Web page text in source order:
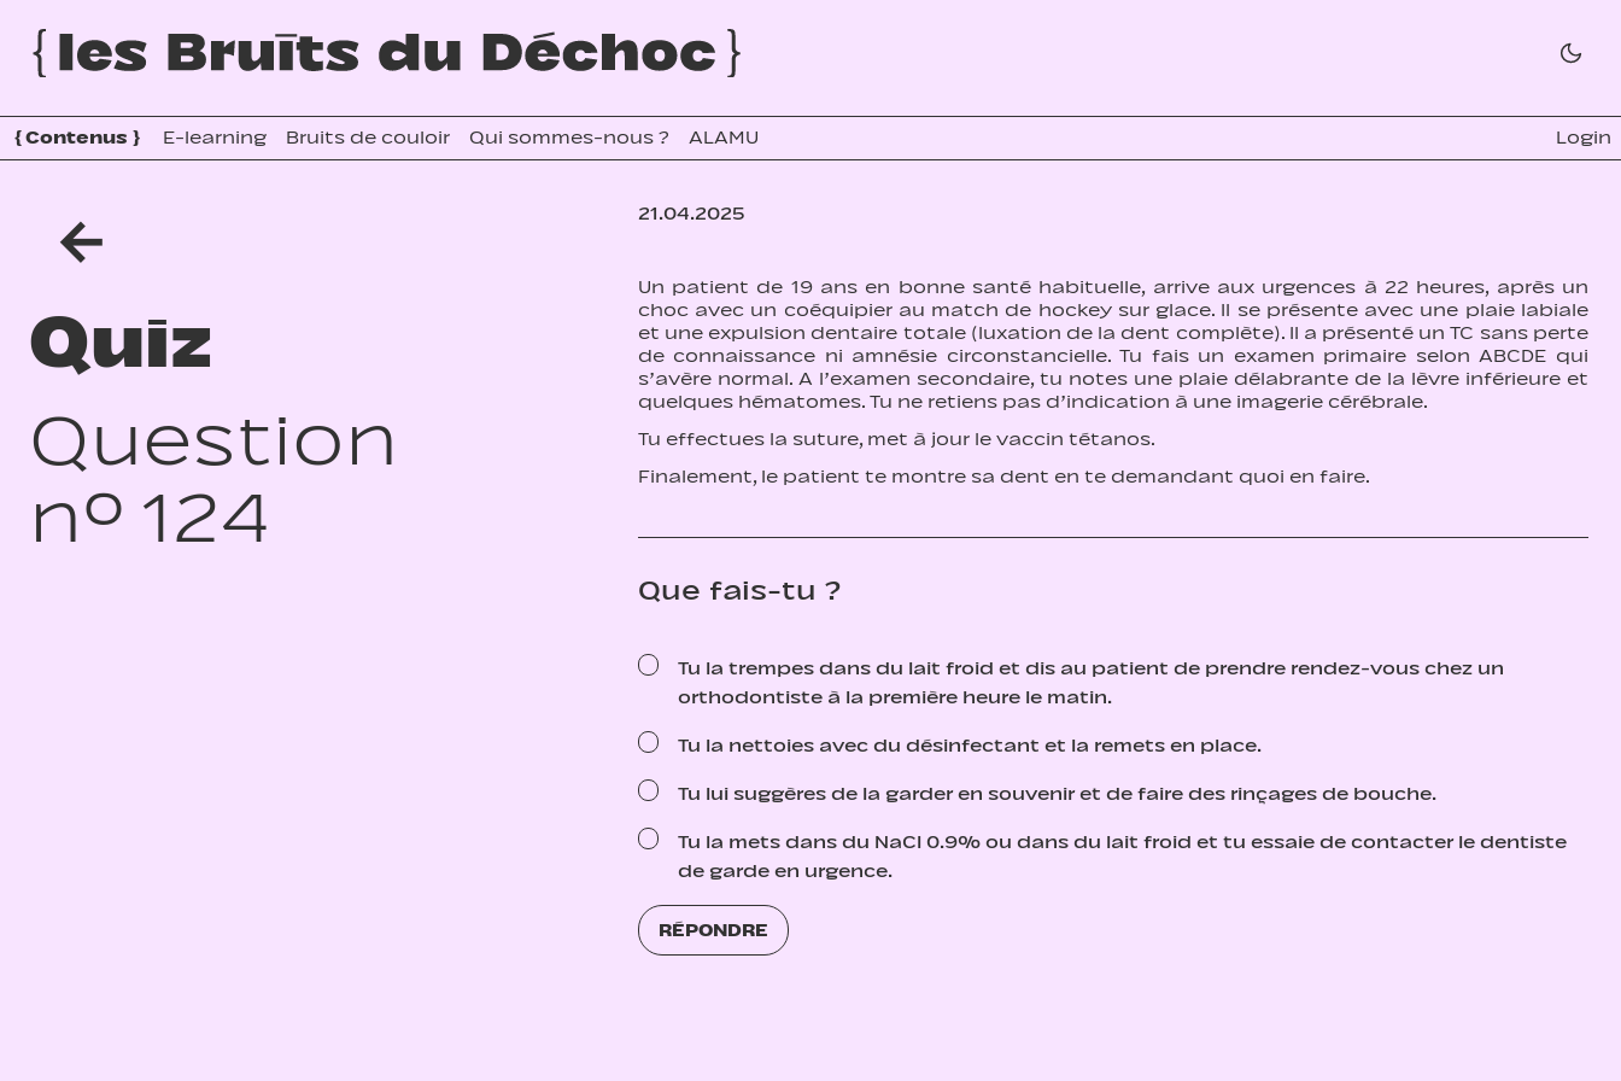
{Contenus } E-learning Bruits de couloir Qui sommes-nous ? ALAMU Login
←
Quiz
Question
n° 124
21.04.2025
Un patient de 19 ans en bonne santé habituelle, arrive aux urgences à 22 heures, après un
choc avec un coéquipier au match de hockey sur glace. Il se présente avec une plaie labiale
et une expulsion dentaire totale (luxation de la dent complète). Il a présenté un TC sans perte
de connaissance ni amnésie circonstancielle. Tu fais un examen primaire selon ABCDE qui
s’avère normal. A l’examen secondaire, tu notes une plaie délabrante de la lèvre inférieure et
quelques hématomes. Tu ne retiens pas d’indication à une imagerie cérébrale.
Tu effectues la suture, met à jour le vaccin tétanos.
Finalement, le patient te montre sa dent en te demandant quoi en faire.
Que fais-tu ?
Tu la trempes dans du lait froid et dis au patient de prendre rendez-vous chez un
orthodontiste à la première heure le matin.
Tu la nettoies avec du désinfectant et la remets en place.
Tu lui suggères de la garder en souvenir et de faire des rinçages de bouche.
Tu la mets dans du NaCl 0.9% ou dans du lait froid et tu essaie de contacter le dentiste
de garde en urgence.
RÉPONDRE